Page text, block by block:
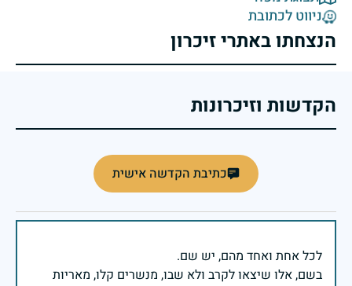
ניווט לכתובת
הנצחתו באתרי זיכרון
הקדשות וזיכרונות
כתיבת הקדשה אישית
בשם, אלו שיצאו לקרב ולא שבו, מנשרים קלו, מאריות